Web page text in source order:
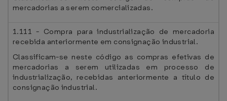
mercadorias a serem comercializadas.
1.111 - Compra para industrialização de mercadoria
recebida anteriormente em consignação industrial.
Classificam-se neste código as compras efetivas de
mercadorias a serem utilizadas em processo de
industrialização, recebidas anteriormente a título de
consignação industrial.